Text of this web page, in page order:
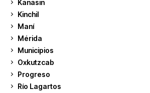
Kanasin
Kinchil
Maní
Mérida
Municipios
Oxkutzcab
Progreso
Río Lagartos